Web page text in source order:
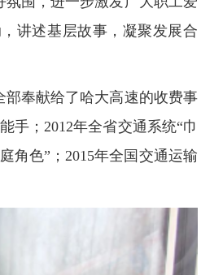
讲述基层故事，凝聚发展合
奉献给了哈大高速的收费事
手；2012年全省交通系统“巾
角色”；2015年全国交通运输